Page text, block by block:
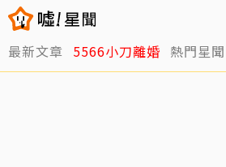
最新文章 5566小刀離婚 熱門星聞